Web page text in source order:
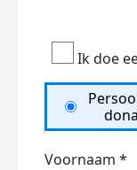
Ik doe
Voornaam *